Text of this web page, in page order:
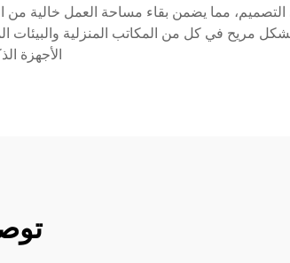
مما يضمن بقاء مساحة العمل خالية من
الأجهزة